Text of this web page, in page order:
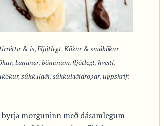
& ís, Fljótlegt, Kökur & smákökur
, bananar, bönunum, fljótlegt, hveiti,
, súkkulaði, súkkulaðidropar, uppskrift
morguninn með dásamlegum